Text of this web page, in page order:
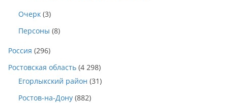
Очерк (3)
Персоны (8)
Россия (296)
Ростовская область (4 298)
Егорлыкский район (31)
Ростов-на-Дону (882)